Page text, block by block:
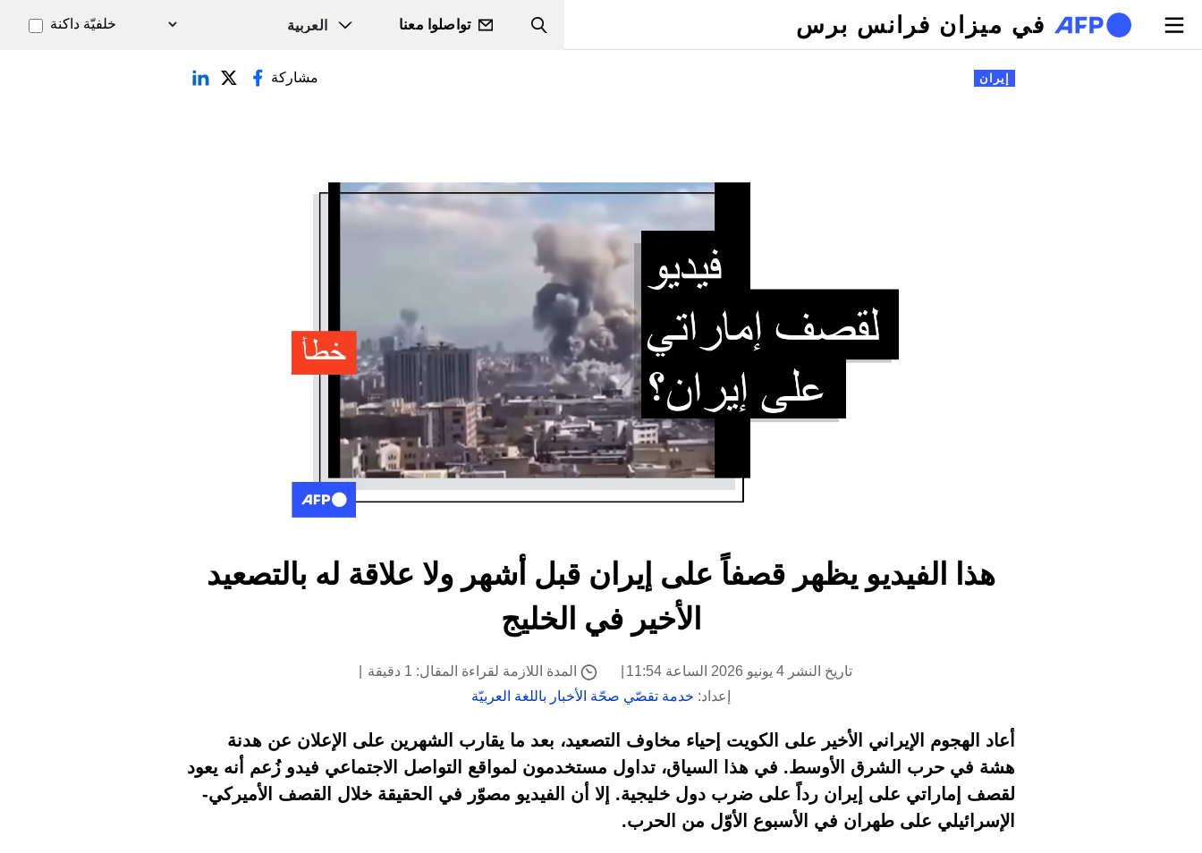
تجاوز إلى المحتوى الرئيسي
في ميزان فرانس برس Search
تواصلوا معنا خلفيّة داكنة
التبويبات الأساسية
إيران مشاركة
هذا الفيديو يظهر قصفاً على إيران قبل أشهر ولا علاقة له بالتصعيد
الأخير في الخليج
تاريخ النشر 4 يونيو 2026 الساعة 11:54
المدة اللازمة لقراءة المقال: 1 دقيقة
إعداد: خدمة تقصّي صحّة الأخبار باللغة العربيّة
أعاد الهجوم الإيراني الأخير على الكويت إحياء مخاوف التصعيد، بعد ما يقارب الشهرين على الإعلان عن هدنة
هشة في حرب الشرق الأوسط. في هذا السياق، تداول مستخدمون لمواقع التواصل الاجتماعي فيدو زُعم أنه يعود
لقصف إماراتي على إيران رداً على ضرب دول خليجية. إلا أن الفيديو مصوّر في الحقيقة خلال القصف الأميركي-
الإسرائيلي على طهران في الأسبوع الأوّل من الحرب.